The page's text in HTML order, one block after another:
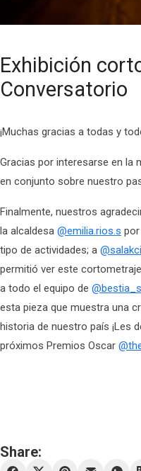
Exhibición
Conversatorio
¡Muchas gracias a todas y
Gracias por interesarse en la
en conjunto sobre nuestro
Finalmente, nuestros
la alcaldesa @emilia.rios.s
tipo de actividades; a
permitió ver este
a todo el equipo de
esta pieza que muestra una
historia de nuestro país ¡Les
próximos Premios Oscar
Share: